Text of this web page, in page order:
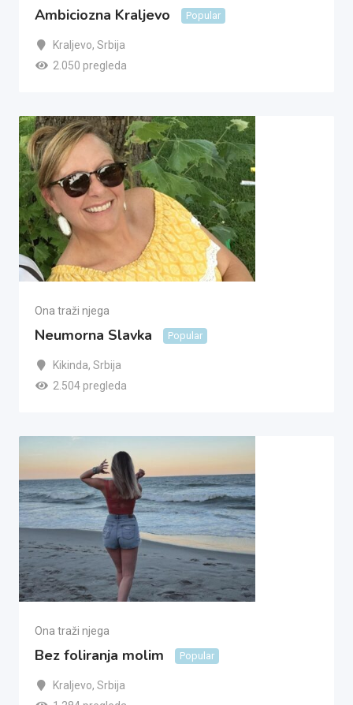
Ambiciozna Kraljevo Popular
Kraljevo, Srbija
2.050 pregleda
Ona traži njega
Neumorna Slavka Popular
Kikinda, Srbija
2.504 pregleda
Ona traži njega
Bez foliranja molim Popular
Kraljevo, Srbija